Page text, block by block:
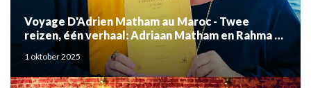
Voyage D'Adrien Matham au Maroc - Twee
reizen, één verhaal: Adriaan Matham en Rahma el
Mouden
1 oktober 2025